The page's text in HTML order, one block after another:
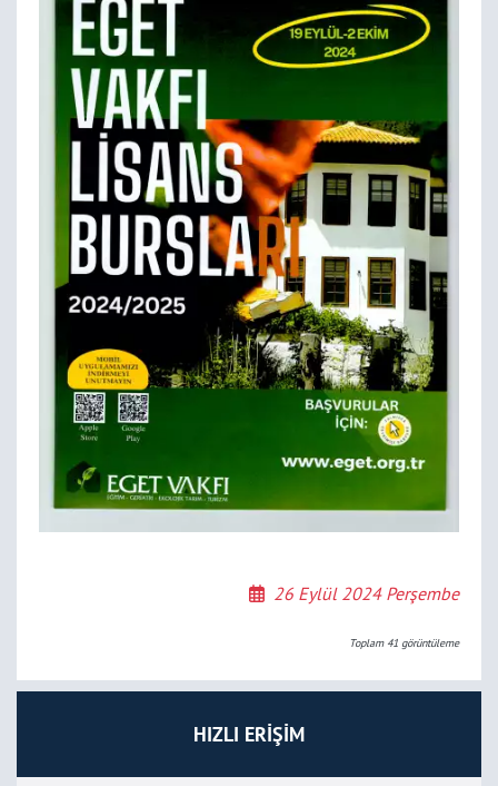
HIZLI ERİŞİM
26 Eylül 2024 Perşembe
Toplam 41 görüntüleme